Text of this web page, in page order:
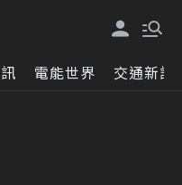
電能世界 交通新訊